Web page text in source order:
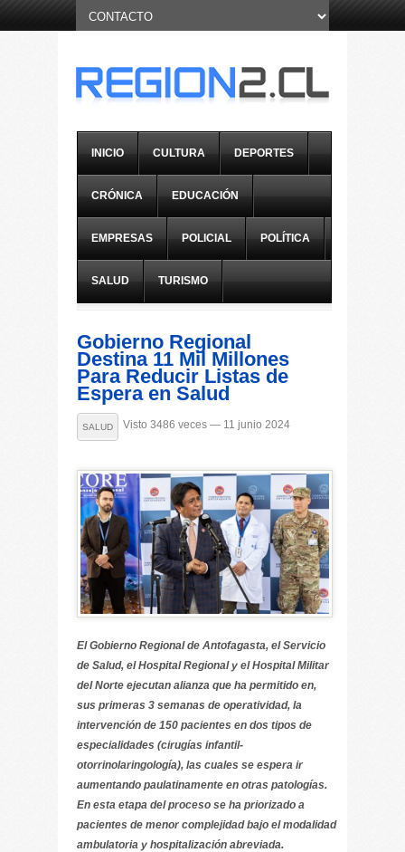
INICIO CULTURA DEPORTES
CRÓNICA EDUCACIÓN
EMPRESAS POLICIAL POLÍTICA
SALUD TURISMO
Gobierno Regional
Destina 11 Mil Millones
Para Reducir Listas de
Espera en Salud
SALUD Visto 3486 veces — 11 junio 2024
El Gobierno Regional de Antofagasta, el Servicio
de Salud, el Hospital Regional y el Hospital Militar
del Norte ejecutan alianza que ha permitido en,
sus primeras 3 semanas de operatividad, la
intervención de 150 pacientes en dos tipos de
especialidades (cirugías infantil-
otorrinolaringología), las cuales se espera ir
aumentando paulatinamente en otras patologías.
En esta etapa del proceso se ha priorizado a
pacientes de menor complejidad bajo el modalidad
ambulatoria y hospitalización abreviada.